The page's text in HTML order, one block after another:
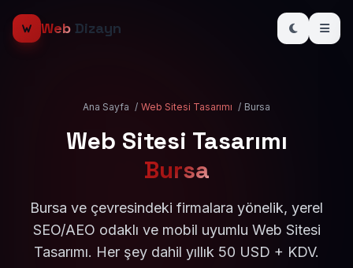
Web Dizayn
Ana Sayfa / Web Sitesi Tasarımı / Bursa
Web Sitesi Tasarımı
Bursa
Bursa ve çevresindeki firmalara yönelik, yerel
SEO/AEO odaklı ve mobil uyumlu Web Sitesi
Tasarımı. Her şey dahil yıllık 50 USD + KDV.